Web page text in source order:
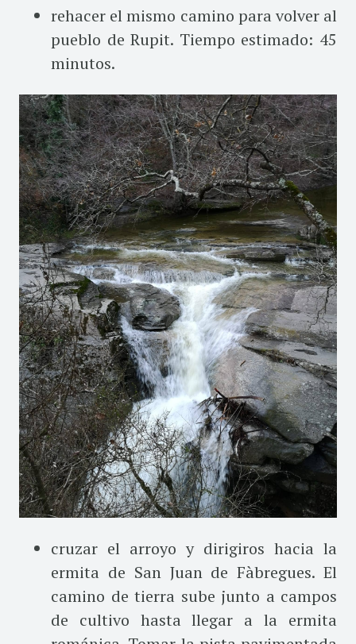
rehacer el mismo camino para volver al
pueblo de Rupit. Tiempo estimado: 45
minutos.
cruzar el arroyo y dirigiros hacia la
ermita de San Juan de Fàbregues. El
camino de tierra sube junto a campos
de cultivo hasta llegar a la ermita